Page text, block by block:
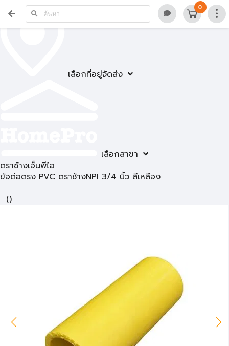
เลือกที่อยู่จัดส่ง
เลือกสาขา
0
ตราช้างเอ็นพีไอ
ข้อต่อตรง PVC ตราช้างNPI 3/4 นิ้ว สีเหลือง
()